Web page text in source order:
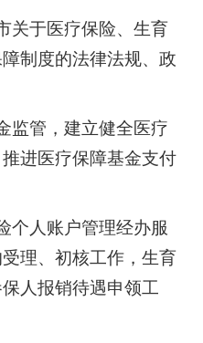
关于医疗保险、生育
制度的法律法规、政
监管，建立健全医疗
进医疗保障基金支付
个人账户管理经办服
理、初核工作，生育
人报销待遇申领工